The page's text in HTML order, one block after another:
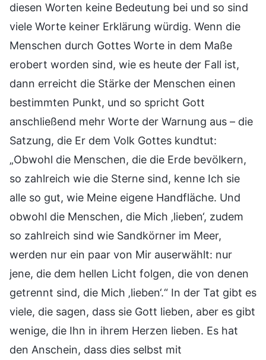
diesen Worten keine Bedeutung bei und so sind
viele Worte keiner Erklärung würdig. Wenn die
Menschen durch Gottes Worte in dem Maße
erobert worden sind, wie es heute der Fall ist,
dann erreicht die Stärke der Menschen einen
bestimmten Punkt, und so spricht Gott
anschließend mehr Worte der Warnung aus – die
Satzung, die Er dem Volk Gottes kundtut:
„Obwohl die Menschen, die die Erde bevölkern,
so zahlreich wie die Sterne sind, kenne Ich sie
alle so gut, wie Meine eigene Handfläche. Und
obwohl die Menschen, die Mich ‚lieben‘, zudem
so zahlreich sind wie Sandkörner im Meer,
werden nur ein paar von Mir auserwählt: nur
jene, die dem hellen Licht folgen, die von denen
getrennt sind, die Mich ‚lieben‘.“ In der Tat gibt es
viele, die sagen, dass sie Gott lieben, aber es gibt
wenige, die Ihn in ihrem Herzen lieben. Es hat
den Anschein, dass dies selbst mit